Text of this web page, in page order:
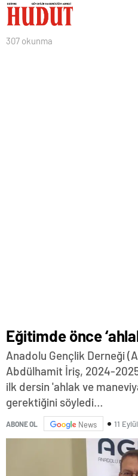
307 okunma
Eğitimde önce
Anadolu Gençlik Derneği
Abdülhamit İriş, 2024-
ilk dersin 'ahlak ve
gerektiğini söyledi…
ABONE OL News 11